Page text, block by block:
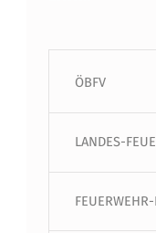
ÖBFV
LANDES-